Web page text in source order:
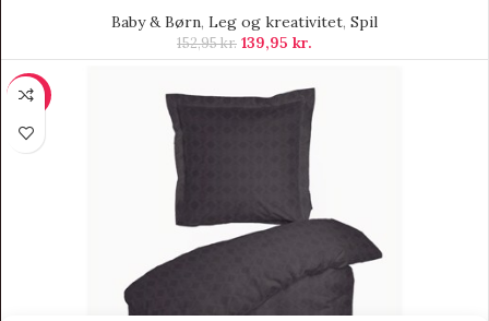
Baby & Børn, Leg og kreativitet, Spil
152,95kr. 139,95 kr.
-22%